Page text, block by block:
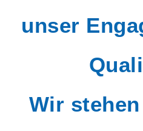
unser
Wir